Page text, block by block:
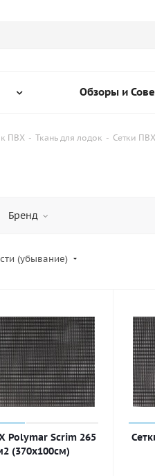
Обзоры и
ПВХ - Ткань для лодок - Сетки ПВХ
Бренд
(убывание)
Polymar Scrim 265
(370х100см)